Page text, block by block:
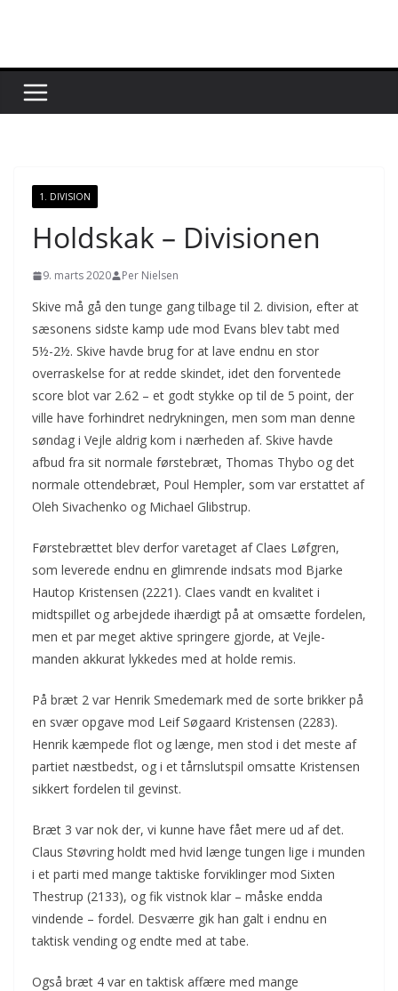
1. DIVISION
Holdskak – Divisionen
9. marts 2020 Per Nielsen
Skive må gå den tunge gang tilbage til 2. division, efter at
sæsonens sidste kamp ude mod Evans blev tabt med
5½-2½. Skive havde brug for at lave endnu en stor
overraskelse for at redde skindet, idet den forventede
score blot var 2.62 – et godt stykke op til de 5 point, der
ville have forhindret nedrykningen, men som man denne
søndag i Vejle aldrig kom i nærheden af. Skive havde
afbud fra sit normale førstebræt, Thomas Thybo og det
normale ottendebræt, Poul Hempler, som var erstattet af
Oleh Sivachenko og Michael Glibstrup.
Førstebrættet blev derfor varetaget af Claes Løfgren,
som leverede endnu en glimrende indsats mod Bjarke
Hautop Kristensen (2221). Claes vandt en kvalitet i
midtspillet og arbejdede ihærdigt på at omsætte fordelen,
men et par meget aktive springere gjorde, at Vejle-
manden akkurat lykkedes med at holde remis.
På bræt 2 var Henrik Smedemark med de sorte brikker på
en svær opgave mod Leif Søgaard Kristensen (2283).
Henrik kæmpede flot og længe, men stod i det meste af
partiet næstbedst, og i et tårnslutspil omsatte Kristensen
sikkert fordelen til gevinst.
Bræt 3 var nok der, vi kunne have fået mere ud af det.
Claus Støvring holdt med hvid længe tungen lige i munden
i et parti med mange taktiske forviklinger mod Sixten
Thestrup (2133), og fik vistnok klar – måske endda
vindende – fordel. Desværre gik han galt i endnu en
taktisk vending og endte med at tabe.
Også bræt 4 var en taktisk affære med mange